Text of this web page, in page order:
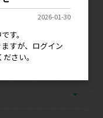
2026-01-30
す。
すが、ログイン
さい。